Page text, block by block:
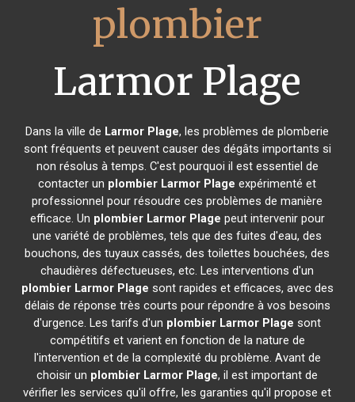
plombier
Larmor Plage
Dans la ville de Larmor Plage, les problèmes de plomberie
sont fréquents et peuvent causer des dégâts importants si
non résolus à temps. C'est pourquoi il est essentiel de
contacter un plombier Larmor Plage expérimenté et
professionnel pour résoudre ces problèmes de manière
efficace. Un plombier Larmor Plage peut intervenir pour
une variété de problèmes, tels que des fuites d'eau, des
bouchons, des tuyaux cassés, des toilettes bouchées, des
chaudières défectueuses, etc. Les interventions d'un
plombier Larmor Plage sont rapides et efficaces, avec des
délais de réponse très courts pour répondre à vos besoins
d'urgence. Les tarifs d'un plombier Larmor Plage sont
compétitifs et varient en fonction de la nature de
l'intervention et de la complexité du problème. Avant de
choisir un plombier Larmor Plage, il est important de
vérifier les services qu'il offre, les garanties qu'il propose et